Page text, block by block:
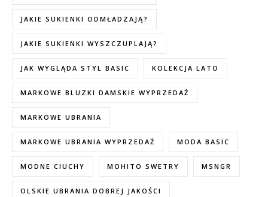
JAKIE SUKIENKI ODMŁADZAJĄ?
JAKIE SUKIENKI WYSZCZUPLAJĄ?
JAK WYGLĄDA STYL BASIC KOLEKCJA LATO
MARKOWE BLUZKI DAMSKIE WYPRZEDAŻ
MARKOWE UBRANIA
MARKOWE UBRANIA WYPRZEDAŻ MODA BASIC
MODNE CIUCHY MOHITO SWETRY MSNGR
OLSKIE UBRANIA DOBREJ JAKOŚCI